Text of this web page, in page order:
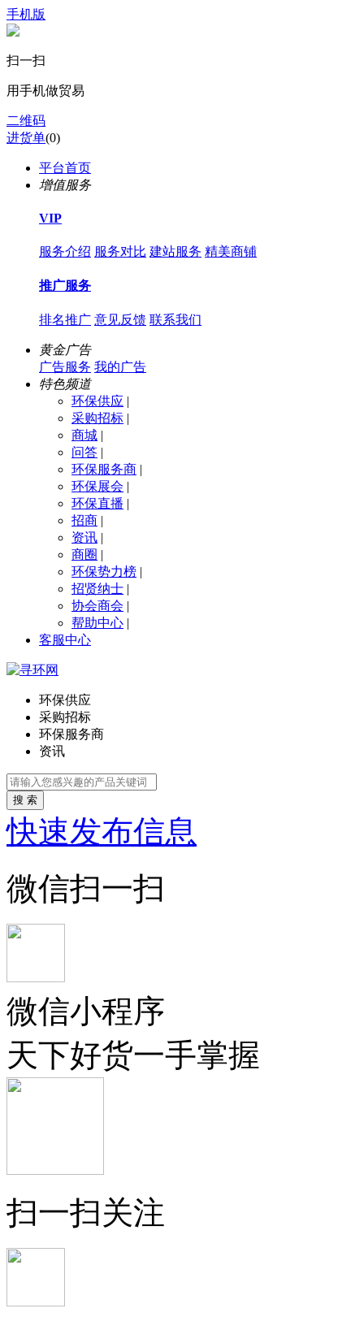
手机版
扫一扫
用手机做贸易
二维码
进货单(0)
平台首页
增值服务
VIP
服务介绍 服务对比 建站服务 精美商铺
推广服务
排名推广 意见反馈 联系我们
黄金广告
广告服务 我的广告
特色频道
环保供应 |
采购招标 |
商城 |
问答 |
环保服务商 |
环保展会 |
环保直播 |
招商 |
资讯 |
商圈 |
环保势力榜 |
招贤纳士 |
协会商会 |
帮助中心 |
客服中心
环保供应
采购招标
环保服务商
资讯
搜 索
快速发布信息
微信扫一扫
微信小程序
天下好货一手掌握
扫一扫关注